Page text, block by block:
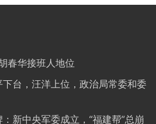
春华接班人地位
台，汪洋上位，政治局常委和委
新中央军委成立，“福建帮”总崩